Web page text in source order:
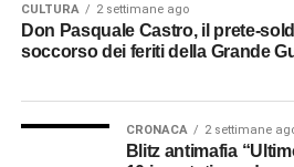
CULTURA 2 settimane ago
Don Pasquale Castro, il prete-
soccorso dei feriti della Grande
CRONACA 2 settimane
Blitz antimafia